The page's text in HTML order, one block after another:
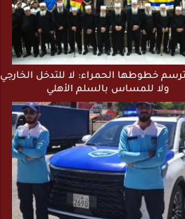
ترسم خطوطها الحمراء: لا للتدخل الخارجي
ولا للمساس بالسلم الأهلي